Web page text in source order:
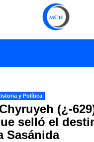
y Política
(¿-
selló el
Sasánida